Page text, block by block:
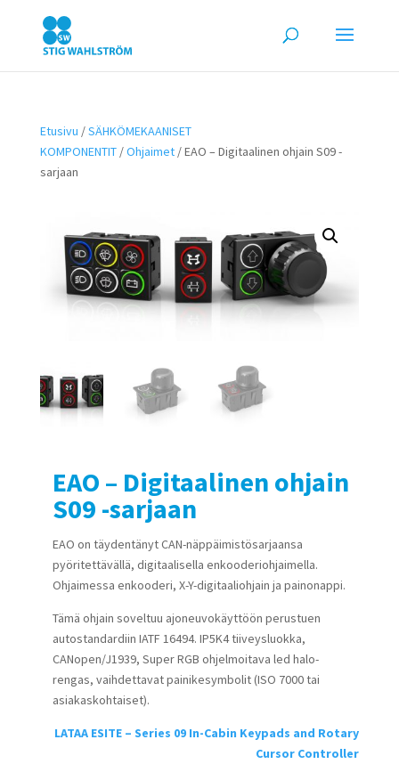
Etusivu /SÄHKÖMEKAANISET
KOMPONENTIT/Ohjaimet/ EAO – Digitaalinen ohjain S09 -
sarjaan
EAO – Digitaalinen ohjain
S09 -sarjaan
EAO on täydentänyt CAN-näppäimistösarjaansa
pyöritettävällä, digitaalisella enkooderiohjaimella.
Ohjaimessa enkooderi, X-Y-digitaaliohjain ja painonappi.
Tämä ohjain soveltuu ajoneuvokäyttöön perustuen
autostandardiin IATF 16494. IP5K4 tiiveysluokka,
CANopen/J1939, Super RGB ohjelmoitava led halo-
rengas, vaihdettavat painikesymbolit (ISO 7000 tai
asiakaskohtaiset).
LATAA ESITE – Series 09 In-Cabin Keypads and Rotary
Cursor Controller